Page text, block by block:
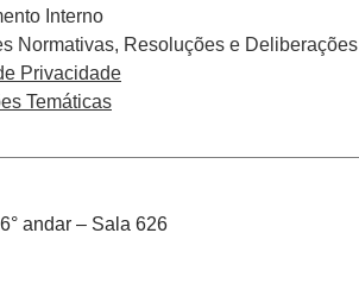
Interno
Normativas, Resoluções e Deliberações
Privacidade
Temáticas
andar – Sala 626